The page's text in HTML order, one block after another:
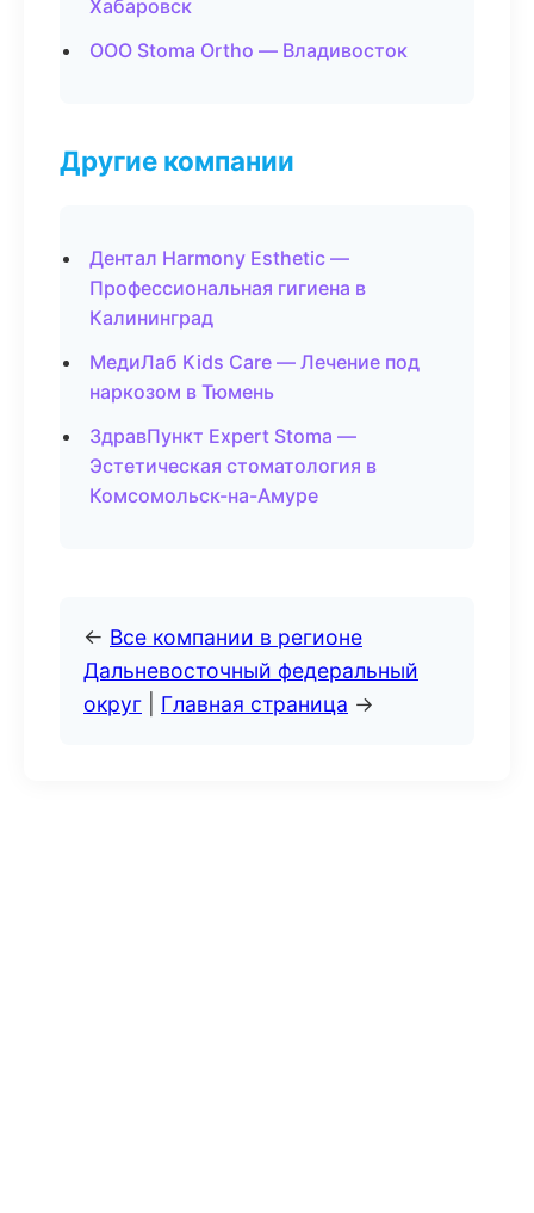
Хабаровск
ООО Stoma Ortho — Владивосток
Другие компании
Дентал Harmony Esthetic —
Профессиональная гигиена в
Калининград
МедиЛаб Kids Care — Лечение под
наркозом в Тюмень
ЗдравПункт Expert Stoma —
Эстетическая стоматология в
Комсомольск-на-Амуре
← Все компании в регионе
Дальневосточный федеральный
округ
Главная страница →